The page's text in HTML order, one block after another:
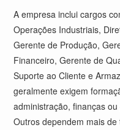
A empresa inclui cargos
Operações Industriais,
Gerente de Produção,
Financeiro, Gerente de
Suporte ao Cliente e
geralmente exigem
administração, finanças
Outros dependem mais